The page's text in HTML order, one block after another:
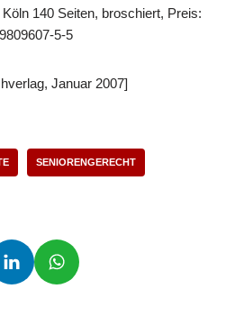
140 Seiten, broschiert, Preis:
5-5
Januar 2007]
SENIORENGERECHT